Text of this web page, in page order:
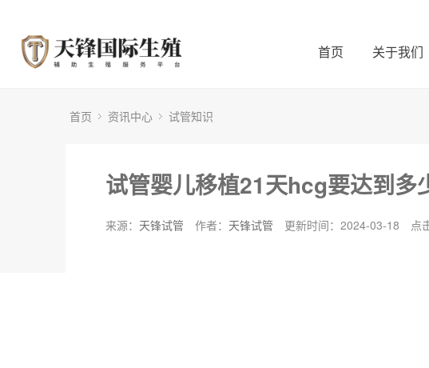
首页 关于我们
首页 资讯中心 试管知识
试管婴儿移植21天hcg要达到多
来源： 天锋试管 作者： 天锋试管 更新时间：2024-03-18 点